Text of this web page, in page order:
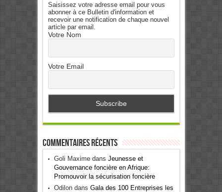
Saisissez votre adresse email pour vous
abonner à ce Bulletin d'information et
recevoir une notification de chaque nouvel
article par email.
Votre Nom
Votre Email
Commentaires récents
Goli Maximedans Jeunesse et
Gouvernance foncière en Afrique:
Promouvoir la sécurisation foncière
Odilondans Gala des 100 Entreprises les